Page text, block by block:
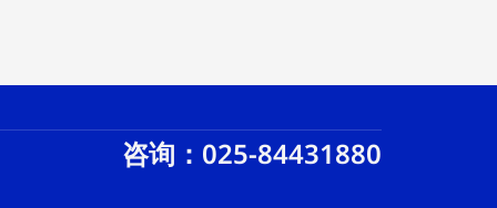
咨询：025-84431880